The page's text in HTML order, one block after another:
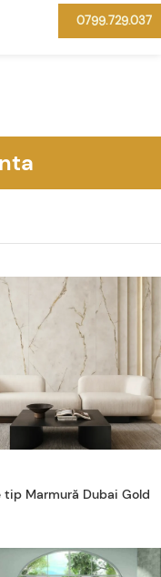
0799.729.037
tip Marmură Dubai Gold